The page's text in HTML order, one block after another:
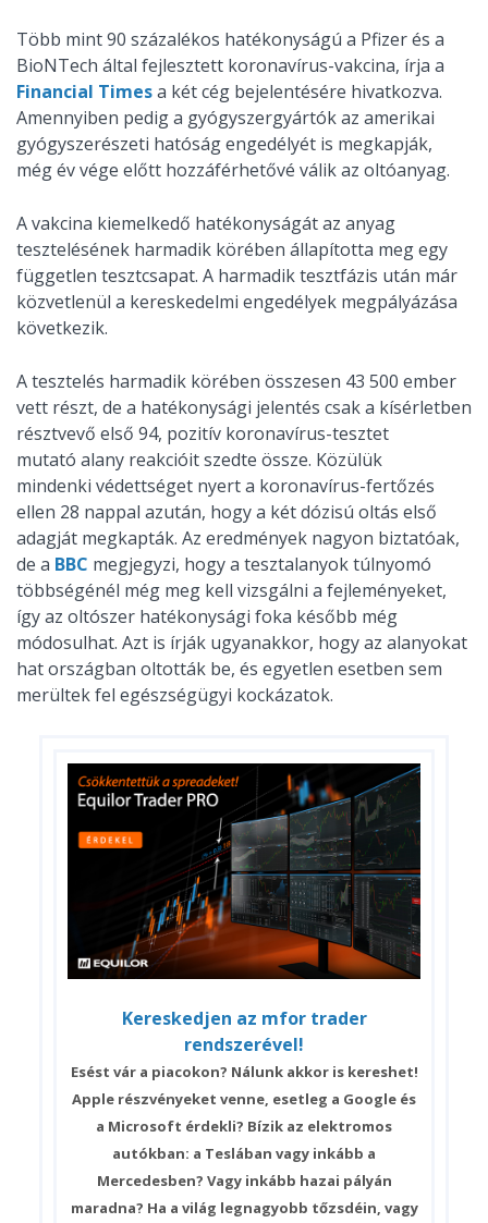
Több mint 90 százalékos hatékonyságú a Pfizer és a
BioNTech által fejlesztett koronavírus-vakcina, írja a
Financial Timesa két cég bejelentésére hivatkozva.
Amennyiben pedig a gyógyszergyártók az amerikai
gyógyszerészeti hatóság engedélyét is megkapják,
még év vége előtt hozzáférhetővé válik az oltóanyag.
A vakcina kiemelkedő hatékonyságát az anyag
tesztelésének harmadik körében állapította meg egy
független tesztcsapat. A harmadik tesztfázis után már
közvetlenül a kereskedelmi engedélyek megpályázása
következik.
A tesztelés harmadik körében összesen 43 500 ember
vett részt, de a hatékonysági jelentés csak a kísérletben
résztvevő első 94, pozitív koronavírus-tesztet
mutató alany reakcióit szedte össze. Közülük
mindenki védettséget nyert a koronavírus-fertőzés
ellen 28 nappal azután, hogy a két dózisú oltás első
adagját megkapták. Az eredmények nagyon biztatóak,
de a BBC megjegyzi, hogy a tesztalanyok túlnyomó
többségénél még meg kell vizsgálni a fejleményeket,
így az oltószer hatékonysági foka később még
módosulhat. Azt is írják ugyanakkor, hogy az alanyokat
hat országban oltották be, és egyetlen esetben sem
merültek fel egészségügyi kockázatok.
Kereskedjen az mfor trader
rendszerével!
Esést vár a piacokon? Nálunk akkor is kereshet!
Apple részvényeket venne, esetleg a Google és
a Microsoft érdekli? Bízik az elektromos
autókban: a Teslában vagy inkább a
Mercedesben? Vagy inkább hazai pályán
maradna? Ha a világ legnagyobb tőzsdéin, vagy